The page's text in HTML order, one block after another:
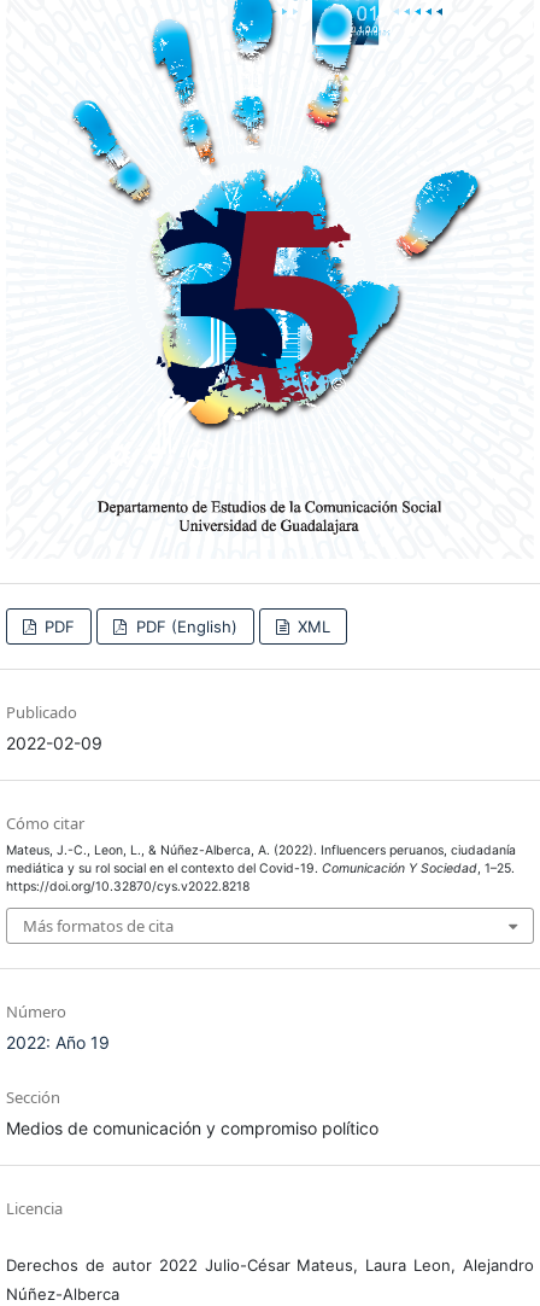
PDF PDF (English) XML
Publicado
2022-02-09
Cómo citar
Mateus, J.-C., Leon, L., & Núñez-Alberca, A. (2022). Influencers peruanos, ciudadanía
mediática y su rol social en el contexto del Covid-19. Comunicación Y Sociedad, 1–25.
https://doi.org/10.32870/cys.v2022.8218
Más formatos de cita
Número
2022: Año 19
Sección
Medios de comunicación y compromiso político
Licencia
Derechos de autor 2022 Julio-César Mateus, Laura Leon, Alejandro
Núñez-Alberca